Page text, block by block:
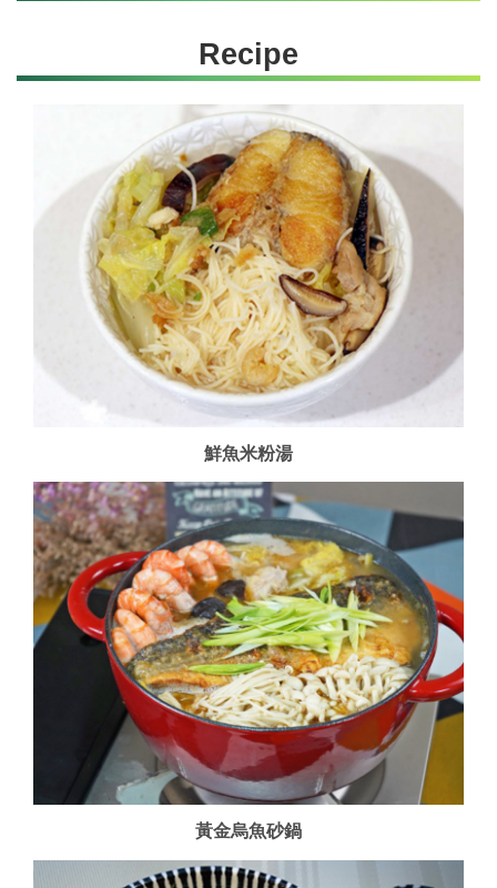
2024/03/07
作業種類(Process)：
施肥
作業內容(Detail)：
基肥
2024/03/09
作業種類(Process)：
田間栽培管理
作業內容(Detail)：
灌溉/澆水
2024/03/15
51 鎂(mg)
0.5 鋅(mg)
35 銅(ug)
(ug)
α-胡蘿蔔素(ug) 0 β-胡蘿蔔素(ug)
維生素E效力(α-TE)
0.14
維生素E總量(mg) 0.15
維生素B1(mg) 0.03
Recipe
鮮魚米粉湯
黃金烏魚砂鍋